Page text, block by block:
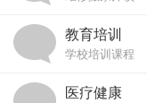
教育培训
学校培训课程
医疗健康